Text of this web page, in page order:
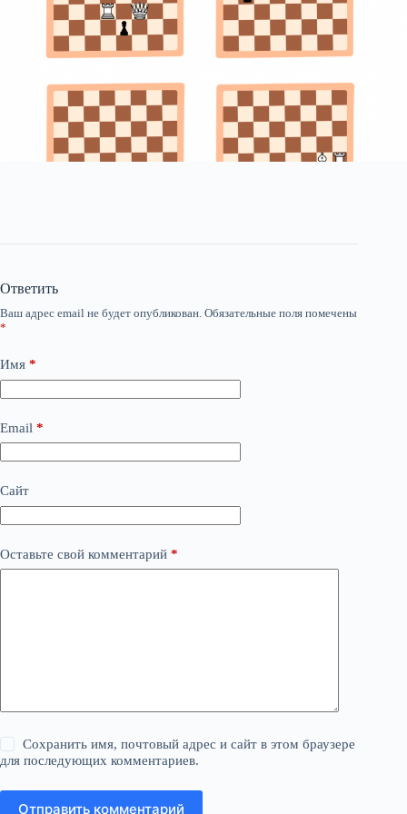
Ответить
Ваш адрес email не будет опубликован. Обязательные поля помечены
*
Имя *
Email *
Сайт
Оставьте свой комментарий *
Сохранить имя, почтовый адрес и сайт в этом браузере
для последующих комментариев.
Отправить комментарий